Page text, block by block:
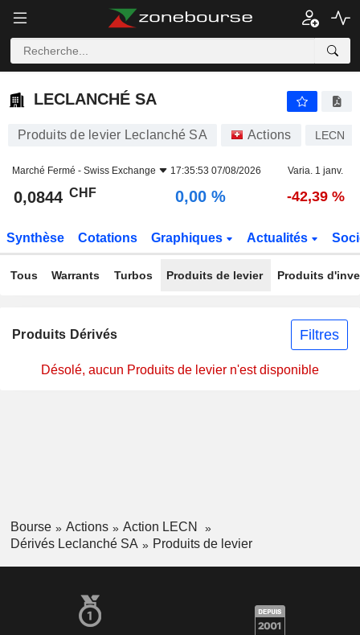
LECLANCHÉ SA
LECLANCHÉ SA
Produits de levier Leclanché SA Actions LECN
Marché Fermé - Swiss Exchange 17:35:53 07/08/2026 Varia. 1 janv.
0,0844 CHF 0,00 % -42,39 %
Synthèse Cotations Graphiques Actualités
Tous Warrants Turbos Produits de levier Produits
Produits Dérivés Filtres
Désolé, aucun Produits de levier n'est disponible
Bourse Actions
Action LECN
Dérivés Leclanché SA
Produits de levier